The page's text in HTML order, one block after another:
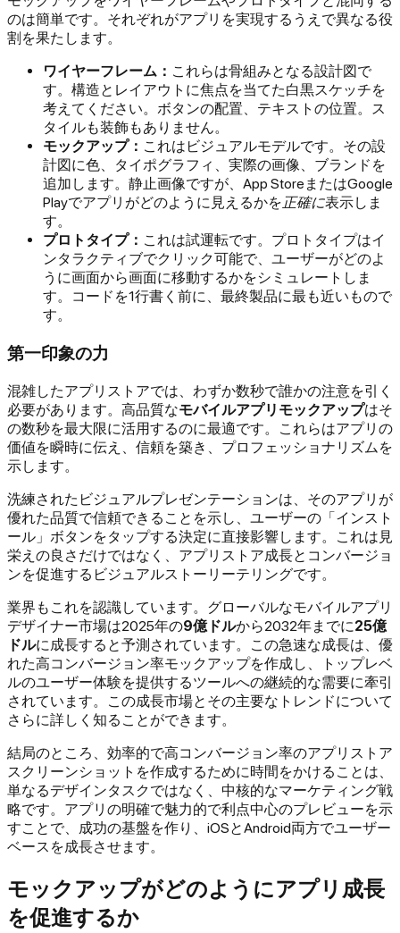
のは簡単です。それぞれがアプリを実現するうえで異なる役
割を果たします。
ワイヤーフレーム： これらは骨組みとなる設計図で
す。構造とレイアウトに焦点を当てた白黒スケッチを
考えてください。ボタンの配置、テキストの位置。ス
タイルも装飾もありません。
モックアップ： これはビジュアルモデルです。その設
計図に色、タイポグラフィ、実際の画像、ブランドを
追加します。静止画像ですが、App StoreまたはGoogle
Playでアプリがどのように見えるかを 正確に表示しま
す。
プロトタイプ： これは試運転です。プロトタイプはイ
ンタラクティブでクリック可能で、ユーザーがどのよ
うに画面から画面に移動するかをシミュレートしま
す。コードを1行書く前に、最終製品に最も近いもので
す。
第一印象の力
混雑したアプリストアでは、わずか数秒で誰かの注意を引く
必要があります。高品質なモバイルアプリモックアップはそ
の数秒を最大限に活用するのに最適です。これらはアプリの
価値を瞬時に伝え、信頼を築き、プロフェッショナリズムを
示します。
洗練されたビジュアルプレゼンテーションは、そのアプリが
優れた品質で信頼できることを示し、ユーザーの「インスト
ール」ボタンをタップする決定に直接影響します。これは見
栄えの良さだけではなく、アプリストア成長とコンバージョ
ンを促進するビジュアルストーリーテリングです。
業界もこれを認識しています。グローバルなモバイルアプリ
デザイナー市場は2025年の9億ドルから2032年までに25億
ドルに成長すると予測されています。この急速な成長は、優
れた高コンバージョン率モックアップを作成し、トップレベ
ルのユーザー体験を提供するツールへの継続的な需要に牽引
されています。この成長市場とその主要なトレンドについて
さらに詳しく知ることができます。
結局のところ、効率的で高コンバージョン率のアプリストア
スクリーンショットを作成するために時間をかけることは、
単なるデザインタスクではなく、中核的なマーケティング戦
略です。アプリの明確で魅力的で利点中心のプレビューを示
すことで、成功の基盤を作り、iOSとAndroid両方でユーザー
ベースを成長させます。
モックアップがどのようにアプリ成長
を促進するか